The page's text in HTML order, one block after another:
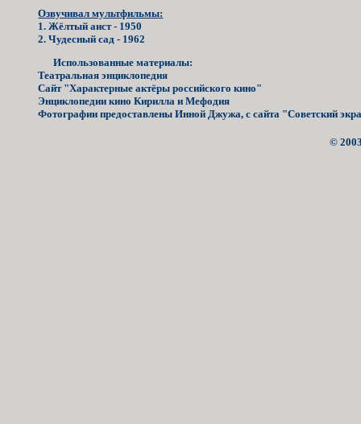
Озвучивал мультфильмы:
1. Жёлтый аист - 1950
2. Чудесный сад - 1962
Использованные материалы:
Театральная энциклопедия
Сайт "Характерные актёры российского кино"
Энциклопедии кино Кирилла и Мефодия
Фотографии предоставлены Инной Джужа, с сайта "Советский
©